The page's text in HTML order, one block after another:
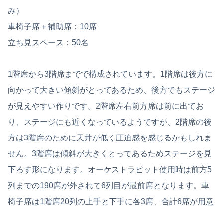
み）
車椅子席＋補助席：10席
立ち見スペース：50名
1階席から3階席までで構成されています。1階席は後方に
向かって大きい傾斜がとってあるため、後方でもステージ
が見えやすい作りです。2階席左右前方席は前に出てお
り、ステージにも近くなっているようですが、2階席の後
方は3階席のために天井が低く圧迫感を感じるかもしれま
せん。3階席は傾斜が大きくとってあるためステージを見
下ろす形になります。オーケストラピット使用時は前方5
列までの190席が外されて6列目が最前席となります。車
椅子席は1階席20列の上手と下手に各3席、合計6席が用意